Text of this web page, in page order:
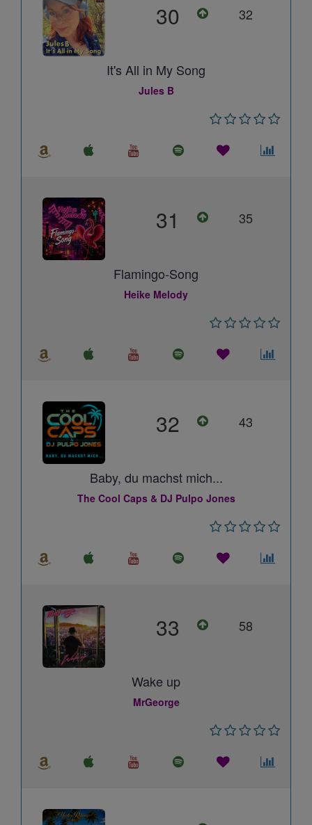
30 32
It's All in My Song
Jules B
31 35
Flamingo-Song
Heike Melody
32 43
Baby, du machst mich...
The Cool Caps & DJ Pulpo Jones
33 58
Wake up
MrGeorge